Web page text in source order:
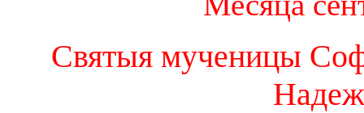
Святыя мученицы